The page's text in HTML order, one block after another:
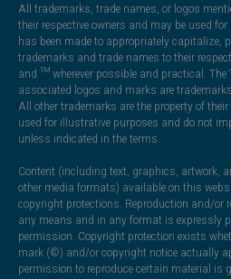
All trademarks, trade names, or logos
their respective owners and may be used
has been made to appropriately capitalize,
trademarks and trade names to their
and ™ wherever possible and practical. The
associated logos and marks are
All other trademarks are the property of
used for illustrative purposes and do not
unless indicated in the terms.
Content (including text, graphics, artwork,
other media formats) available on this
copyright protections. Reproduction and/
any means and in any format is expressly
permission. Copyright protection exists
mark (©) and/or copyright notice actually
permission to reproduce certain material is